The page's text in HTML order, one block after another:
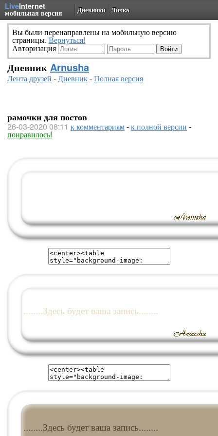
LiveInternet
мобильная версия Дневники Личка
Вы были перенаправлены на мобильную версию
страницы. Вернуться!
Авторизация
Дневник Arnusha
Лента друзей -Дневник-Полная версия
рамочки для постов
26-03-2020 08:11 к комментариям-к полной версии -
понравилось!
........Здесь будет ваша запись........
........Здесь будет ваша запись........